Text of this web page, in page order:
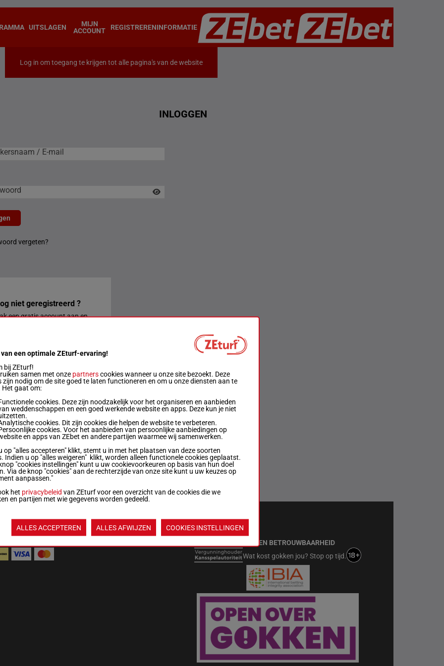
UITSLAGEN
MIJN
ACCOUNT
REGISTRERENINFORMATIE
Log in om toegang te krijgen tot alle pagina's van de website
INLOGGEN
/ E-mail
vergeten?
niet geregistreerd ?
een gratis account aan en
CONTACT MET ONS OP
365
VOORWAARDEN
TOTALISATORREGLEMENT
COOKIES
COOKIES
VEILIGHEID EN BETROUWBAARHEID
Wat kost gokken jou? Stop op tijd.
een optimale ZEturf-ervaring!
bij ZEturf!
samen met onze partnerscookies wanneer u onze site bezoekt. Deze
zijn nodig om de site goed te laten functioneren en om u onze diensten aan te
Het gaat om:
cookies. Deze zijn noodzakelijk voor het organiseren en aanbieden
weddenschappen en een goed werkende website en apps. Deze kun je niet
cookies. Dit zijn cookies die helpen de website te verbeteren.
cookies. Voor het aanbieden van persoonlijke aanbiedingen op
en apps van ZEbet en andere partijen waarmee wij samenwerken.
op "alles accepteren" klikt, stemt u in met het plaatsen van deze soorten
Indien u op "alles weigeren" klikt, worden alleen functionele cookies geplaatst.
"cookies instellingen" kunt u uw cookievoorkeuren op basis van hun doel
Via de knop "cookies" aan de rechterzijde van onze site kunt u uw keuzes op
aanpassen."
het privacybeleid van ZEturf voor een overzicht van de cookies die we
en partijen met wie gegevens worden gedeeld.
ALLES ACCEPTEREN ALLES AFWIJZEN COOKIES INSTELLINGEN